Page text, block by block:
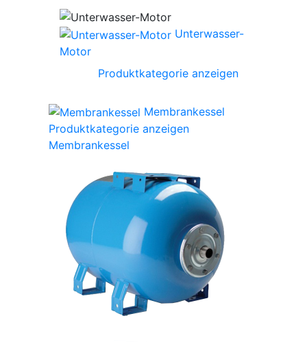
Unterwasser-
Motor
Produktkategorie anzeigen
Membrankessel
Produktkategorie anzeigen
Membrankessel